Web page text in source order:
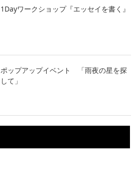
1Dayワークショップ『エッセイを書く』
ポップアップイベント 「雨夜の星を探
して」